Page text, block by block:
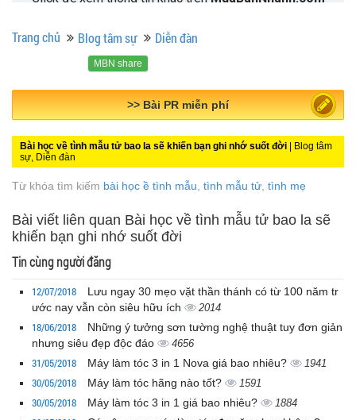
Trang chủ Blog tâm sự Diễn đàn
MBN share
>> Bài PR miễn phí
Bài học về tình mẫu tử bao la sẽ khiến bạn ghi nhớ suốt đời | Blog tâm
sự, Diễn đàn
Từ khóa tìm kiếm bài học ề tình mẫu, tình mẫu tử, tình mẹ
Bài viết liên quan Bài học về tình mẫu tử bao la sẽ
khiến bạn ghi nhớ suốt đời
Tin cùng người đăng
12/07/2018
Lưu ngay 30 mẹo vặt thần thánh có từ 100 năm tr
ước nay vẫn còn siêu hữu ích
2014
18/06/2018
Những ý tưởng sơn tường nghệ thuật tuy đơn giản
nhưng siêu đẹp độc đáo
4656
31/05/2018 Máy làm tóc 3 in 1 Nova giá bao nhiêu? 1941
30/05/2018 Máy làm tóc hãng nào tốt? 1591
30/05/2018 Máy làm tóc 3 in 1 giá bao nhiêu? 1884